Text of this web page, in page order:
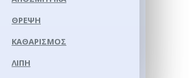
ΘΡΈΨΗ
ΚΑΘΑΡΙΣΜΌΣ
ΛΊΠΗ